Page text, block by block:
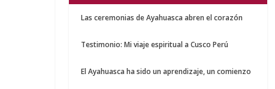
Las ceremonias de Ayahuasca abren el corazón
Testimonio: Mi viaje espiritual a Cusco Perú
El Ayahuasca ha sido un aprendizaje, un comienzo